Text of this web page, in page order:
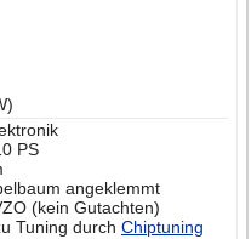
PS
angeklemmt
(kein Gutachten)
Tuning durch Chiptuning